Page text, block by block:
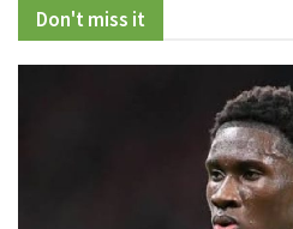
Don't miss it